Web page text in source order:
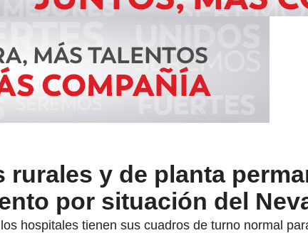
rurales y de planta
por situación del
hospitales tienen sus cuadros de turno normal